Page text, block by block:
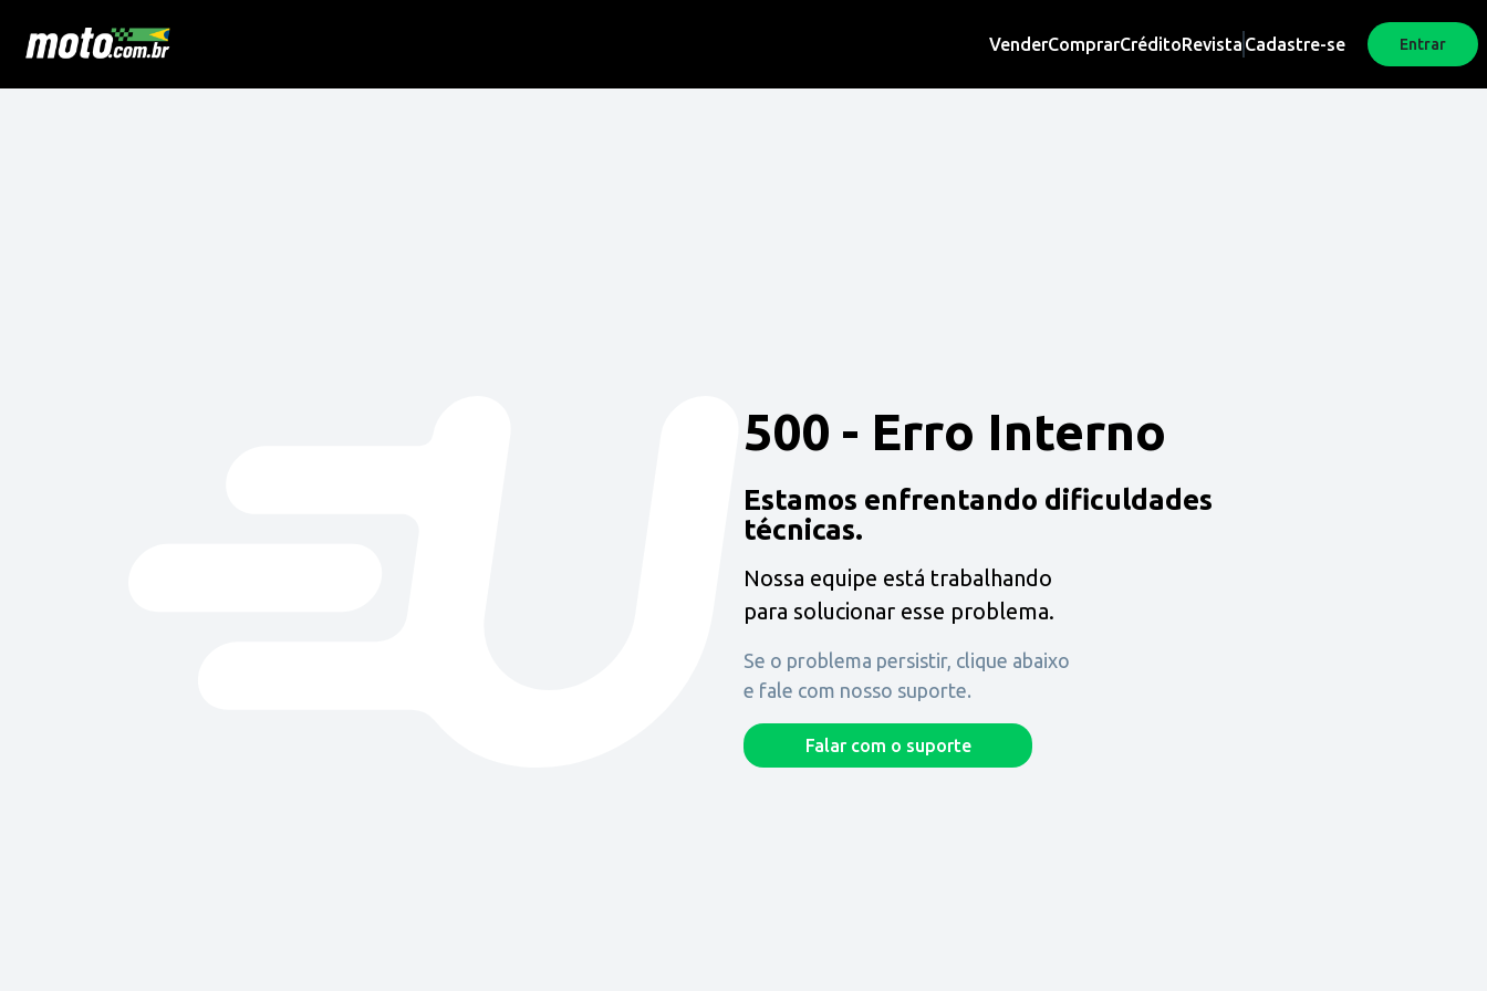
VenderComprarCréditoRevista Cadastre-se Entrar
500 - Erro Interno
Estamos enfrentando dificuldades
técnicas.
Nossa equipe está trabalhando
para solucionar esse problema.
Se o problema persistir, clique abaixo
e fale com nosso suporte.
Falar com o suporte